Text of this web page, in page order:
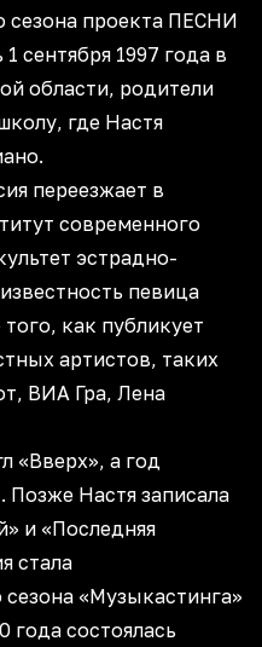
сезона проекта ПЕСНИ
сентября 1997 года в
области, родители
где Настя
переезжает в
современного
эстрадно-
певица
как публикует
артистов, таких
ВИА Гра, Лена
«Вверх», а год
Позже Настя записала
и «Последняя
стала
«Музыкастинга»
года состоялась